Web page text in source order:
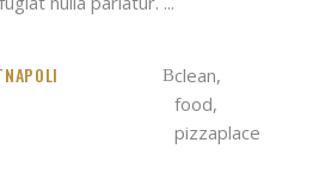
clean,
food,
pizzaplace